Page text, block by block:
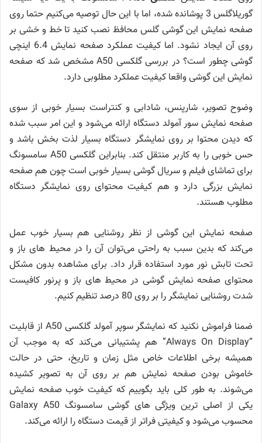
گوریلاگلس 3 پوشانده شده، اما با این حال توصیه می‌کنیم حتما روی
صفحه نمایش این گوشی گلس محافظ نصب کنید تا خط و خشی بر
روی آن ایجاد نشود. اما کیفیت عملکرد صفحه نمایش 6.4 اینچی
گوشی چطور است؟ در بررسی گلکسی A50 مشخص شد که صفحه
نمایش این گوشی واقعا کیفیت عملکرد مطلوبی دارد.
وضوح تصویر، شارپنس، شادابی و کنتراست بسیار خوبی از سوی
صفحه نمایش سور آمولد دستگاه ارائه می‌شود و این امر سبب شده
که دیدن محتوا بر روی نمایشگر دستگاه بسیار لذت بخش باشد و
حس خوبی را به کاربر منتقل کند. بنابراین گلکسی A50 سامسونگ
برای تماشای فیلم و سریال گوشی بسیار خوبی است چون هم صفحه
نمایش بزرگی دارد و هم کیفیت محتوای روی نمایشگر دستگاه
مطلوب هستند.
صفحه نمایش این گوشی از نظر روشنایی هم بسیار خوب عمل
می‌کند که بدین سبب به راحتی می‌توان آن را در محیط های باز و
تحت تابش نور مورد استفاده قرار داد. برای مشاهده بدون مشکل
محتوای صفحه نمایش گوشی در محیط های باز و پرنور کافیست
شدت روشنایی نمایشگر را بر روی 80 درصد تنظیم کنیم.
ضمنا فراموش نکنید که نمایشگر سوپر آمولد گلکسی A50 از قابلیت
“Always On Display” هم پشتیبانی می‌کند که به موجب آن
همیشه برخی اطلاعات خاص مثل زمان و تاریخ، حتی در حالت
خاموش بودن صفحه نمایش هم بر روی آن به تصویر کشیده
می‌شوند. به طور کلی باید بگوییم که کیفیت خوب صفحه نمایش
یکی از اصلی ترین ویژگی های گوشی سامسونگ Galaxy A50
محسوب می‌شود و کیفیتی فراتر از قیمت دستگاه را ارائه می‌کند.